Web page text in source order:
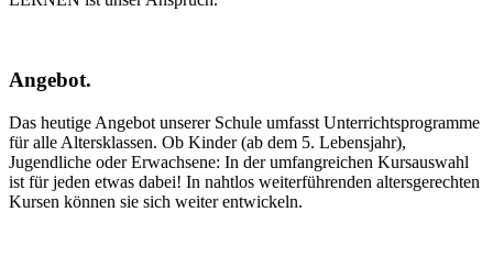
Angebot.
Das heutige Angebot unserer Schule umfasst Unterrichtsprogramme
für alle Altersklassen. Ob Kinder (ab dem 5. Lebensjahr),
Jugendliche oder Erwachsene: In der umfangreichen Kursauswahl
ist für jeden etwas dabei! In nahtlos weiterführenden altersgerechten
Kursen können sie sich weiter entwickeln.